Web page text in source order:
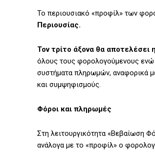
Το περιουσιακό «προφίλ» των
Περιουσίας.
Τον τρίτο άξονα θα αποτελέσει
όλους τους φορολογούμενους ενώ
συστήματα πληρωμών, αναφορικά
και συμψηφισμούς.
Φόροι και πληρωμές
Στη λειτουργικότητα «Βεβαίωση
ανάλογα με το «προφίλ» ο